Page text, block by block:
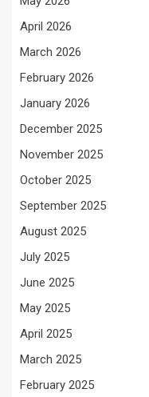
April 2026
March 2026
February 2026
January 2026
December 2025
November 2025
October 2025
September 2025
August 2025
July 2025
June 2025
May 2025
April 2025
March 2025
February 2025